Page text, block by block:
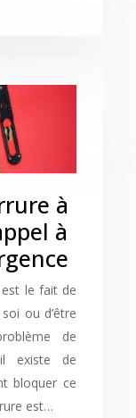
à
à
le fait de
ou d’être
de
existe de
bloquer ce
est…